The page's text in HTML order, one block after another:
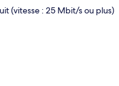
(vitesse : 25 Mbit/s ou plus)